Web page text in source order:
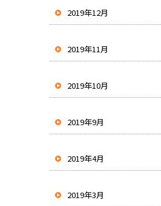
2019年12月
2019年11月
2019年10月
2019年9月
2019年4月
2019年3月